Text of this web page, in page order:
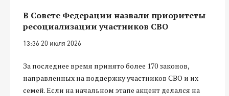
В Совете Федерации назвали приоритеты
ресоциализации участников СВО
13:36 20 июля 2026
За последнее время принято более 170 законов,
направленных на поддержку участников СВО и их
семей. Если на начальном этапе акцент делался на